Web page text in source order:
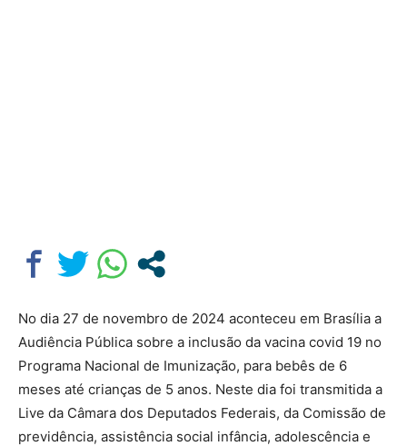
No dia 27 de novembro de 2024 aconteceu em Brasília a
Audiência Pública sobre a inclusão da vacina covid 19 no
Programa Nacional de Imunização, para bebês de 6
meses até crianças de 5 anos. Neste dia foi transmitida a
Live da Câmara dos Deputados Federais, da Comissão de
previdência, assistência social infância, adolescência e